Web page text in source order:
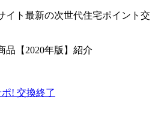
イト最新の次世代住宅ポイント交
品【2020年版】紹介